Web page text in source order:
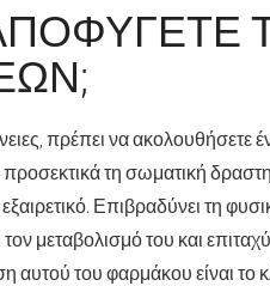
πρέπει να ακολουθήσετε
τη σωματική
εξαιρετικό. Επιβραδύνει τη
μεταβολισμό του και
αυτού του φαρμάκου είναι το